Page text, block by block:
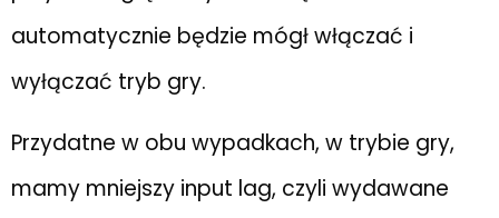
automatycznie będzie mógł włączać i
wyłączać tryb gry.
Przydatne w obu wypadkach, w trybie gry,
mamy mniejszy input lag, czyli wydawane